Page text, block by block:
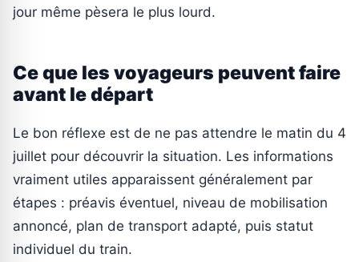
jour même pèsera le plus lourd.
Ce que les voyageurs peuvent faire
avant le départ
Le bon réflexe est de ne pas attendre le matin du 4
juillet pour découvrir la situation. Les informations
vraiment utiles apparaissent généralement par
étapes : préavis éventuel, niveau de mobilisation
annoncé, plan de transport adapté, puis statut
individuel du train.